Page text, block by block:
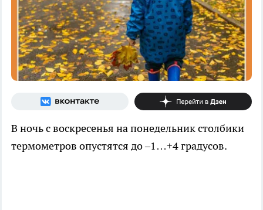
В ночь с воскресенья на понедельник столбики
термометров опустятся до –1…+4 градусов.